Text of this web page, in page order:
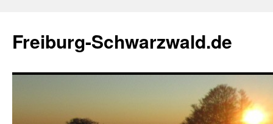
springen
Freiburg-Schwarzwald.de